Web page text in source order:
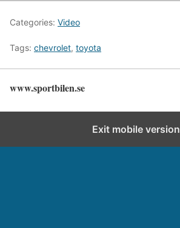
Categories: Video
Tags: chevrolet, toyota
www.sportbilen.se
Exit mobile version